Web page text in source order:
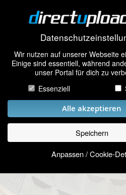
Wir nutzen auf unserer Webseite
Einige sind essentiell, während
unser Portal für dich zu
Essenziell
Alle akzeptieren
Speichern
Anpassen / Cookie-